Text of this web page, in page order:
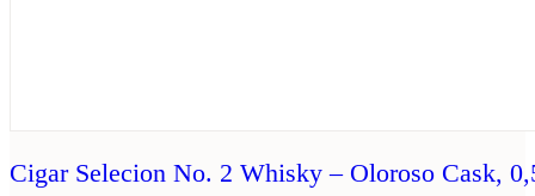
Cigar Selecion No. 2 Whisky – Oloroso Cask,